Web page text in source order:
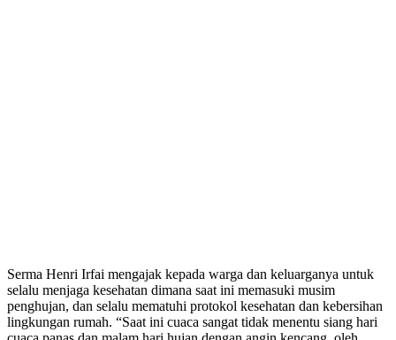
Serma Henri Irfai mengajak kepada warga dan keluarganya untuk
selalu menjaga kesehatan dimana saat ini memasuki musim
penghujan, dan selalu mematuhi protokol kesehatan dan kebersihan
lingkungan rumah. “Saat ini cuaca sangat tidak menentu siang hari